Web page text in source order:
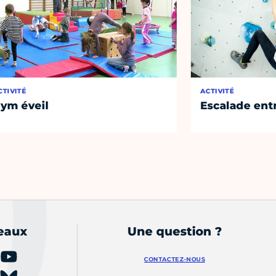
éveil
ACTIVITÉ
Escalade
Une question ?
CONTACTEZ-NOUS